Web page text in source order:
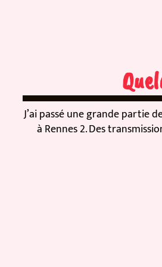
J’ai passé une grande partie
à Rennes 2. Des